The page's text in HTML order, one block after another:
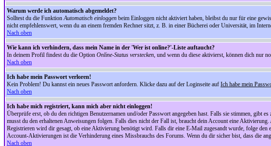
Warum werde ich automatisch abgemeldet?
Solltest du die FunktionAutomatisch einloggen beim Einloggen nicht aktiviert haben, bleibst du nur für eine
nicht empfehlenswert, wenn du an einem fremden Rechner sitzt, z. B. in einer Bücherei oder Universität, im
Nach oben
Wie kann ich verhindern, dass mein Name in der 'Wer ist online?'-Liste auftaucht?
In deinem Profil findest du die Option Online-Status verstecken, und wenn du diese aktivierst, können dich nur
Nach oben
Ich habe mein Passwort verloren!
Kein Problem! Du kannst ein neues Passwort anfordern. Klicke dazu auf der Loginseite auf Ich habe mein
Nach oben
Ich habe mich registriert, kann mich aber nicht einloggen!
Überprüfe erst, ob du den richtigen Benutzernamen und/oder Passwort angegeben hast. Falls sie stimmen,
musst du den erhaltenen Anweisungen folgen. Falls dies nicht der Fall ist, braucht dein Account eine
Registrieren wird dir gesagt, ob eine Aktivierung benötigt wird. Falls dir eine E-Mail zugesandt wurde, folge
Account-Aktivierungen ist die Verhinderung eines Missbrauchs des Forums. Wenn du dir sicher bist, dass die
Nach oben